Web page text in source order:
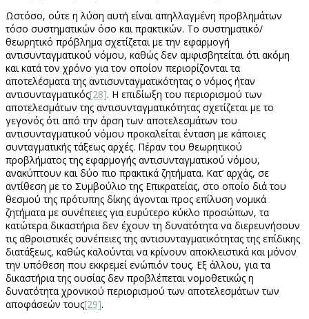
Ωστόσο, ούτε η λύση αυτή είναι απηλλαγμένη προβλημάτων
τόσο συστηματικών όσο και πρακτικών. Το συστηματικό/
θεωρητικό πρόβλημα σχετίζεται με την εφαρμογή
αντισυνταγματικού νόμου, καθώς δεν αμφισβητείται ότι ακόμη
και κατά τον χρόνο για τον οποίον περιορίζονται τα
αποτελέσματα της αντισυνταγματικότητας ο νόμος ήταν
αντισυνταγματικός[28]. Η επιδίωξη του περιορισμού των
αποτελεσμάτων της αντισυνταγματικότητας σχετίζεται με το
γεγονός ότι από την άρση των αποτελεσμάτων του
αντισυνταγματικού νόμου προκαλείται ένταση με κάποιες
συνταγματικής τάξεως αρχές. Πέραν του θεωρητικού
προβλήματος της εφαρμογής αντισυνταγματικού νόμου,
ανακύπτουν και δύο πιο πρακτικά ζητήματα. Κατ’ αρχάς, σε
αντίθεση με το Συμβούλιο της Επικρατείας, στο οποίο διά του
θεσμού της πρότυπης δίκης άγονται προς επίλυση νομικά
ζητήματα με συνέπειες για ευρύτερο κύκλο προσώπων, τα
κατώτερα δικαστήρια δεν έχουν τη δυνατότητα να διερευνήσουν
τις αθροιστικές συνέπειες της αντισυνταγματικότητας της επίδικης
διατάξεως, καθώς καλούνται να κρίνουν αποκλειστικά και μόνον
την υπόθεση που εκκρεμεί ενώπιόν τους. Εξ άλλου, για τα
δικαστήρια της ουσίας δεν προβλέπεται νομοθετικώς η
δυνατότητα χρονικού περιορισμού των αποτελεσμάτων των
αποφάσεών τους[29].